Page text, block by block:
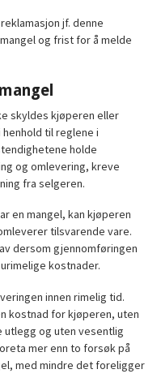
jf. denne
og frist for å melde
skyldes kjøperen eller
til reglene i
holde
og omlevering, kreve
fra selgeren.
en mangel, kan kjøperen
tilsvarende vare.
dersom gjennomføringen
kostnader.
innen rimelig tid.
kostnad for kjøperen, uten
og uten vesentlig
mer enn to forsøk på
med mindre det foreligger